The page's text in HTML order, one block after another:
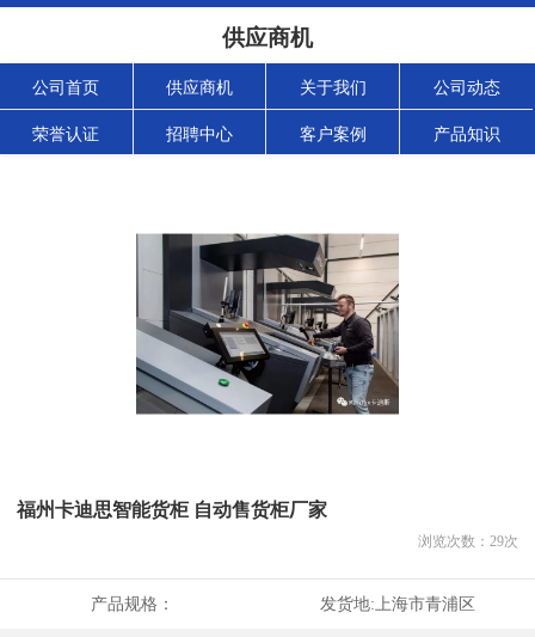
供应商机
公司首页 供应商机 关于我们 公司动态
荣誉认证 招聘中心 客户案例 产品知识
福州卡迪思智能货柜 自动售货柜厂家
浏览次数： 29次
产品规格： 发货地: 上海市青浦区